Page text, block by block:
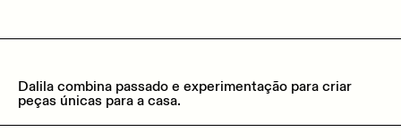
Dalila combina passado e experimentação para criar
peças únicas para a casa.